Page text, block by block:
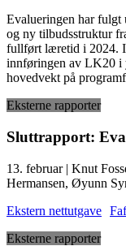
Evalueringen har
og ny tilbudsstruktur
fullført læretid i 2024. I
innføringen av LK20 i
hovedvekt på
Eksterne rapporter
Sluttrapport:
13. februar | Knut
Hermansen, Øyunn
Ekstern nettutgave
Eksterne rapporter